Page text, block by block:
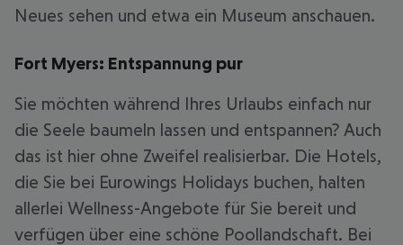
Neues sehen und etwa ein Museum anschauen.
Fort Myers: Entspannung pur
Sie möchten während Ihres Urlaubs einfach nur
die Seele baumeln lassen und entspannen? Auch
das ist hier ohne Zweifel realisierbar. Die Hotels,
die Sie bei Eurowings Holidays buchen, halten
allerlei Wellness-Angebote für Sie bereit und
verfügen über eine schöne Poollandschaft. Bei